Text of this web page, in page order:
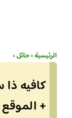
الرئيسية›حائل›
كافيه ذا
+